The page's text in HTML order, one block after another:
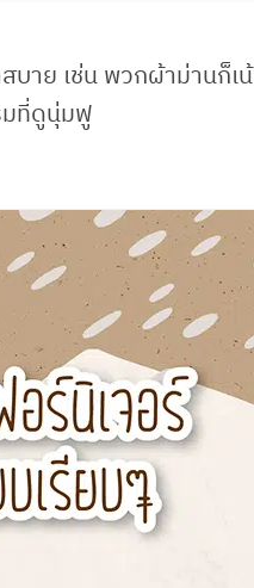
บาย เช่น พวกผ้าม่านก็เ
มที่ดูนุ่มฟู